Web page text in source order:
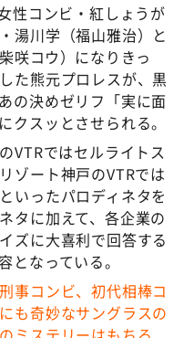
性コンビ・紅しょうが
湯川学（福山雅治）と
咲コウ）になりきっ
た熊元プロレスが、黒
の決めゼリフ「実に面
クスッとさせられる。
VTRではセルライトス
ゾート神戸のVTRでは
いったパロディネタを
タに加えて、各企業の
ズに大喜利で回答する
となっている。
事コンビ、初代相棒コ
も奇妙なサングラスの